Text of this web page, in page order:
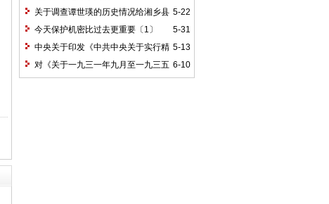
5-22
关于调查谭世瑛的历史情况给湘乡县
委的信和给谭世瑛的复信
5-31
今天保护机密比过去更重要〔1〕
5-13
中央关于印发《中共中央关于实行精
兵简政、增产节约、反对贪污、反对浪费
和反对官僚主义的决定》的通知和毛泽东
6-10
对《关于一九三一年九月至一九三五